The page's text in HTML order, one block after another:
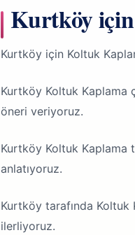
Kurtköy
Kurtköy için Koltuk
Kurtköy Koltuk Kaplama
öneri veriyoruz.
Kurtköy Koltuk Kaplama
anlatıyoruz.
Kurtköy tarafında Koltuk
ilerliyoruz.